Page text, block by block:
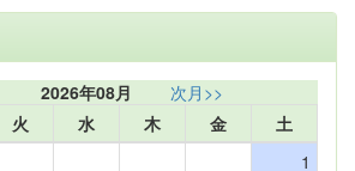
2026年08月
次月>>
火 水 木 金
土
1